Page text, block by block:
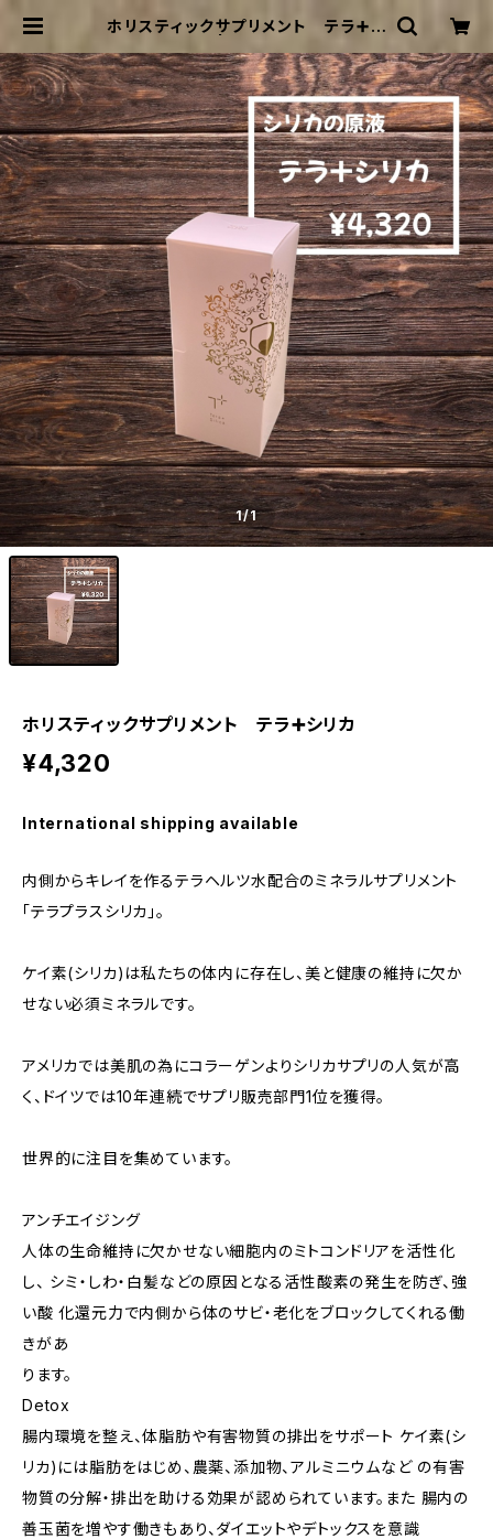
ホリスティックサプリメント テラ➕シ
1/1
ホリスティックサプリメント テラ➕シリカ
¥4,320
International shipping available
内側からキレイを作るテラヘルツ水配合のミネラルサプリメント
「テラプラスシリカ」。
ケイ素(シリカ)は私たちの体内に存在し、美と健康の維持に欠か
せない必須ミネラルです。
アメリカでは美肌の為にコラーゲンよりシリカサプリの人気が高
く、ドイツでは10年連続でサプリ販売部門1位を獲得。
世界的に注目を集めています。
アンチエイジング
人体の生命維持に欠かせない細胞内のミトコンドリアを活性化
し、 シミ・しわ・白髪などの原因となる活性酸素の発生を防ぎ、強
い酸 化還元力で内側から体のサビ・老化をブロックしてくれる働
きがあ
ります。
Detox
腸内環境を整え、体脂肪や有害物質の排出をサポート ケイ素(シ
リカ)には脂肪をはじめ、農薬、添加物、アルミニウムなど の有害
物質の分解・排出を助ける効果が認められています。また 腸内の
善玉菌を増やす働きもあり、ダイエットやデトックスを意識